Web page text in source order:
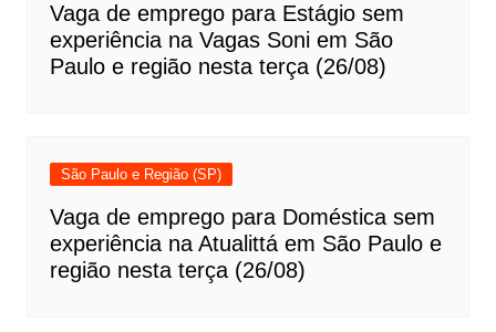
Vaga de emprego para Estágio sem
experiência na Vagas Soni em São
Paulo e região nesta terça (26/08)
São Paulo e Região (SP)
Vaga de emprego para Doméstica sem
experiência na Atualittá em São Paulo e
região nesta terça (26/08)